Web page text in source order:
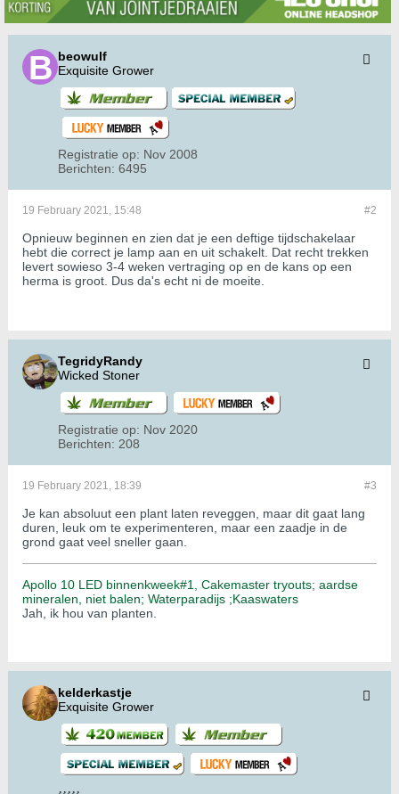
beowulf
Exquisite Grower
Registratie op: Nov 2008
Berichten: 6495
#2
19 February 2021, 15:48
Opnieuw beginnen en zien dat je een deftige tijdschakelaar
hebt die correct je lamp aan en uit schakelt. Dat recht trekken
levert sowieso 3-4 weken vertraging op en de kans op een
herma is groot. Dus da's echt ni de moeite.
TegridyRandy
Wicked Stoner
Registratie op: Nov 2020
Berichten: 208
#3
19 February 2021, 18:39
Je kan absoluut een plant laten reveggen, maar dit gaat lang
duren, leuk om te experimenteren, maar een zaadje in de
grond gaat veel sneller gaan.
Apollo 10 LED binnenkweek#1, Cakemaster tryouts; aardse
mineralen, niet balen; Waterparadijs ;Kaaswaters
Jah, ik hou van planten.
kelderkastje
Exquisite Grower